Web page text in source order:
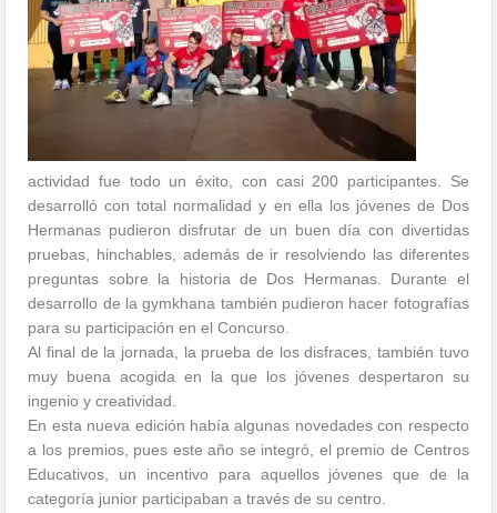
actividad fue todo un éxito, con casi 200 participantes. Se
desarrolló con total normalidad y en ella los jóvenes de Dos
Hermanas pudieron disfrutar de un buen día con divertidas
pruebas, hinchables, además de ir resolviendo las diferentes
preguntas sobre la historia de Dos Hermanas. Durante el
desarrollo de la gymkhana también pudieron hacer fotografías
para su participación en el Concurso.
Al final de la jornada, la prueba de los disfraces, también tuvo
muy buena acogida en la que los jóvenes despertaron su
ingenio y creatividad.
En esta nueva edición había algunas novedades con respecto
a los premios, pues este año se integró, el premio de Centros
Educativos, un incentivo para aquellos jóvenes que de la
categoría junior participaban a través de su centro.